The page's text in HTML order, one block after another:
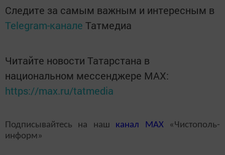
Следите за самым важным и интересным в
Telegram-канале Татмедиа
Читайте новости Татарстана в
национальном мессенджере MАХ:
https://max.ru/tatmedia
Подписывайтесь на наш канал MAX«Чистополь-
информ»